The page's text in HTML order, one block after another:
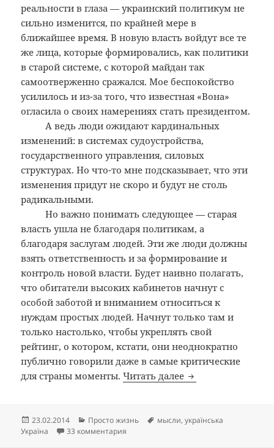
реальности в глаза — украинский политикум не
сильно изменится, по крайней мере в
ближайшее время. В новую власть войдут все те
же лица, которые формировались, как политики
в старой системе, с которой майдан так
самоотверженно сражался. Мое беспокойство
усилилось и из-за того, что известная «Вона»
огласила о своих намерениях стать президентом.
А ведь люди ожидают кардинальных
изменений: в системах судоустройства,
государственного управления, силовых
структурах. Но что-то мне подсказывает, что эти
изменения придут не скоро и будут не столь
радикальными.
Но важно понимать следующее — старая
власть ушла не благодаря политикам, а
благодаря заслугам людей. Эти же люди должны
взять ответственность и за формирование и
контроль новой власти. Будет наивно полагать,
что обитатели высоких кабинетов начнут с
особой заботой и вниманием относиться к
нуждам простых людей. Начнут только там и
только настолько, чтобы укреплять свой
рейтинг, о котором, кстати, они неоднократно
публично говорили даже в самые критические
для страны моменты.Читать далее Власть в стране
Опубликовано
23.02.2014 Рубрики
Просто жизнь Метки
мысли,українська
Україна
33 комментария